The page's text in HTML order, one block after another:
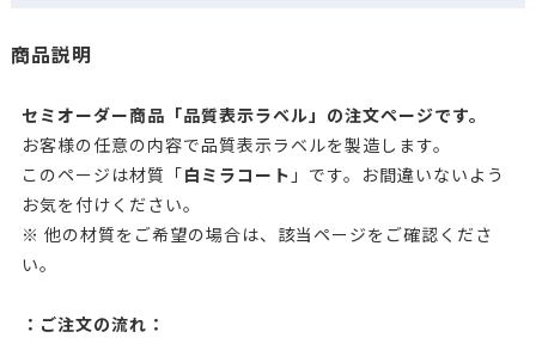
商品説明
セミオーダー商品「品質表示ラベル」の注文ページです。
お客様の任意の内容で品質表示ラベルを製造します。
このページは材質「白ミラコート 」です。お間違いないよう
お気を付けください。
※ 他の材質をご希望の場合は、該当ページをご確認くださ
い。
：ご注文の流れ：